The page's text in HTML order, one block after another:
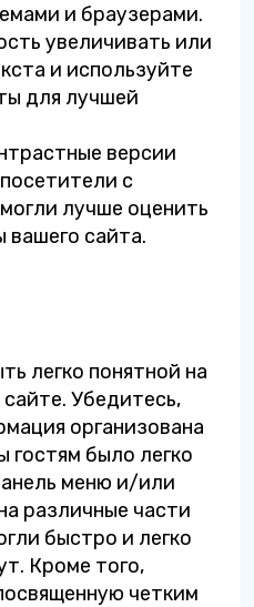
и браузерами.
увеличивать или
и используйте
для лучшей
версии
с
лучше оценить
вашего сайта.
легко понятной на
Убедитесь,
организована
гостям было легко
меню и/или
различные части
быстро и легко
Кроме того,
четким